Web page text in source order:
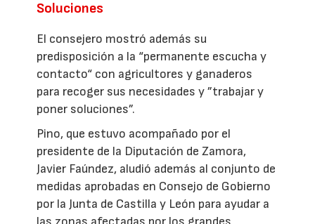
Soluciones
El consejero mostró además su
predisposición a la “permanente escucha y
contacto“ con agricultores y ganaderos
para recoger sus necesidades y ”trabajar y
poner soluciones”.
Pino, que estuvo acompañado por el
presidente de la Diputación de Zamora,
Javier Faúndez, aludió además al conjunto de
medidas aprobadas en Consejo de Gobierno
por la Junta de Castilla y León para ayudar a